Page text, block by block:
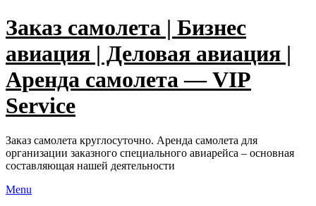
Заказ самолета | Бизнес
авиация | Деловая авиация |
Аренда самолета — VIP
Service
Заказ самолета круглосуточно. Аренда самолета для
организации заказного специального авиарейса – основная
составляющая нашей деятельности
Menu